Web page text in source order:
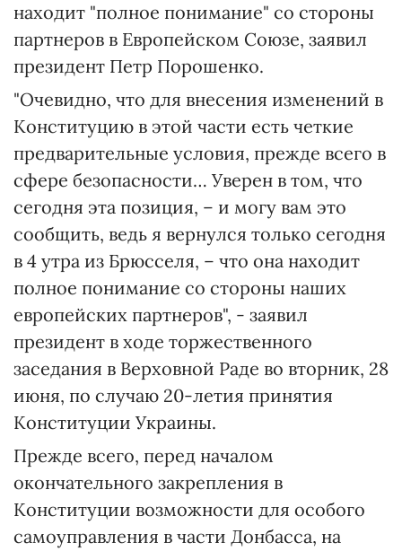
находит "полное понимание" со стороны
партнеров в Европейском Союзе, заявил
президент Петр Порошенко.
"Очевидно, что для внесения изменений в
Конституцию в этой части есть четкие
предварительные условия, прежде всего в
сфере безопасности… Уверен в том, что
сегодня эта позиция, – и могу вам это
сообщить, ведь я вернулся только сегодня
в 4 утра из Брюсселя, – что она находит
полное понимание со стороны наших
европейских партнеров", - заявил
президент в ходе торжественного
заседания в Верховной Раде во вторник, 28
июня, по случаю 20-летия принятия
Конституции Украины.
Прежде всего, перед началом
окончательного закрепления в
Конституции возможности для особого
самоуправления в части Донбасса, на